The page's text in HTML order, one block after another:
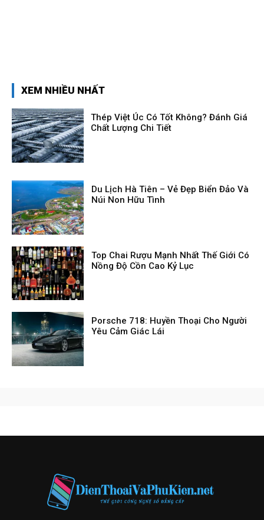
XEM NHIỀU NHẤT
Thép Việt Úc Có Tốt Không? Đánh Giá
Chất Lượng Chi Tiết
Du Lịch Hà Tiên – Vẻ Đẹp Biển Đảo Và
Núi Non Hữu Tình
Top Chai Rượu Mạnh Nhất Thế Giới Có
Nồng Độ Cồn Cao Kỷ Lục
Porsche 718: Huyền Thoại Cho Người
Yêu Cảm Giác Lái